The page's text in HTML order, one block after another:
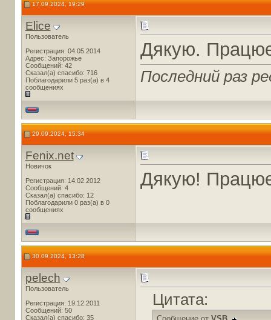
17.09.2024, 19:29
Elice
Пользователь
Регистрация: 04.05.2014
Адрес: Запорожье
Сообщений: 42
Сказал(а) спасибо: 716
Поблагодарили 5 раз(а) в 4
сообщениях
Дякую.
Последний раз
29.09.2024, 15:34
Fenix.net
Новичок
Регистрация: 14.02.2012
Сообщений: 4
Сказал(а) спасибо: 12
Поблагодарили 0 раз(а) в 0
сообщениях
Дякую!
30.09.2024, 13:28
pelech
Пользователь
Регистрация: 19.12.2011
Сообщений: 50
Сказал(а) спасибо: 35
Цитата: